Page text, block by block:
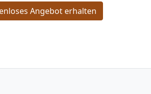
Angebot erhalten